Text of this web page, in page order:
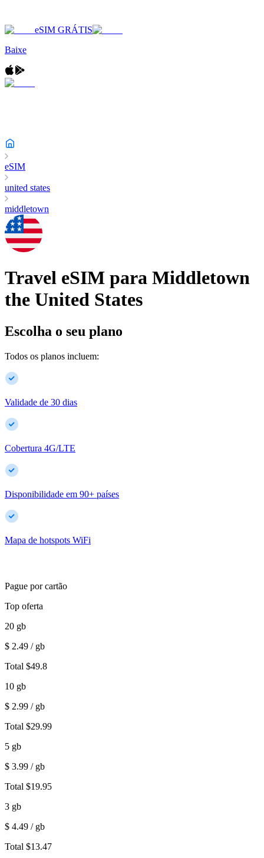
eSIM GRÁTIS
Baixe
eSIM
united states
middletown
Travel eSIM para Middletown
the United States
Escolha o seu plano
Todos os planos incluem:
Validade de 30 dias
Cobertura 4G/LTE
Disponibilidade em 90+ países
Mapa de hotspots WiFi
Pague por cartão
Top oferta
20 gb
$ 2.49 / gb
Total $49.8
10 gb
$ 2.99 / gb
Total $29.99
5 gb
$ 3.99 / gb
Total $19.95
3 gb
$ 4.49 / gb
Total $13.47